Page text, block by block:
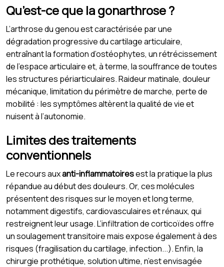
Qu’est-ce que la gonarthrose ?
L’arthrose du genou est caractérisée par une
dégradation progressive du cartilage articulaire,
entraînant la formation d’ostéophytes, un rétrécissement
de l’espace articulaire et, à terme, la souffrance de toutes
les structures périarticulaires. Raideur matinale, douleur
mécanique, limitation du périmètre de marche, perte de
mobilité : les symptômes altèrent la qualité de vie et
nuisent à l’autonomie.
Limites des traitements
conventionnels
Le recours auxanti-inflammatoiresest la pratique la plus
répandue au début des douleurs. Or, ces molécules
présentent des risques sur le moyen et long terme,
notamment digestifs, cardiovasculaires et rénaux, qui
restreignent leur usage. L’infiltration de corticoïdes offre
un soulagement transitoire mais expose également à des
risques (fragilisation du cartilage, infection...). Enfin, la
chirurgie prothétique, solution ultime, n’est envisagée